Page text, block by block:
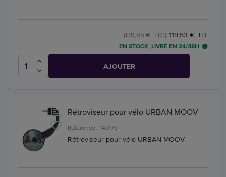
119,53 € HT
(139,85 € TTC)
EN STOCK, LIVRÉ EN 24/48H
AJOUTER
Rétroviseur pour vélo URBAN MOOV
Référence : 140179
Rétroviseur pour vélo URBAN MOOV